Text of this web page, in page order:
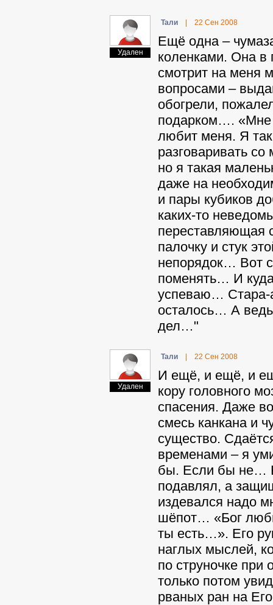
Удален
Taли 22 Сен 2008
Ещё одна –
коленками. Она в
смотрит на меня
вопросами –
обогрели,
подарком…. «Мне
любит меня. Я
разговаривать
но я такая
даже на
и пары кубиков
каких-то
переставляющая
палочку и стук
непорядок… Вот
поменять… И
успеваю…
осталось… А
дел…"
Удален
Taли 22 Сен 2008
И ещё, и ещё, и
кору головного
спасения. Даже
смесь канкана и
существо.
временами – я
бы. Если бы не…
подавлял, а
издевался надо
шёпот… «Бог
ты есть…». Его
наглых мыслей,
по струночке
только потом
рваных ран на